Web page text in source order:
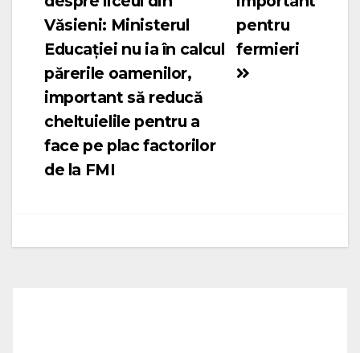
în
articole
pentru
fermieri
Văsieni: Ministerul
Educației nu ia în calcul
părerile oamenilor,
important să reducă
cheltuielile pentru a
face pe plac factorilor
de la FMI